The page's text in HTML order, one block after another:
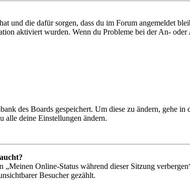
und die dafür sorgen, dass du im Forum angemeldet
aktiviert wurden. Wenn du Probleme bei der An-
des Boards gespeichert. Um diese zu ändern, gehe
alle deine Einstellungen ändern.
Online-Status während dieser Sitzung
Besucher gezählt.